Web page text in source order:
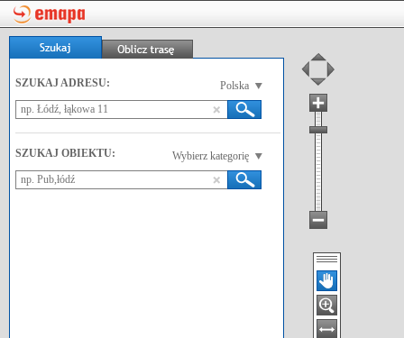
SZUKAJ ADRESU: Polska
SZUKAJ OBIEKTU: Wybierz kategorię